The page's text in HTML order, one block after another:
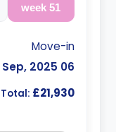
51 week
Move-in
06 Sep, 2025
Total: £21,930